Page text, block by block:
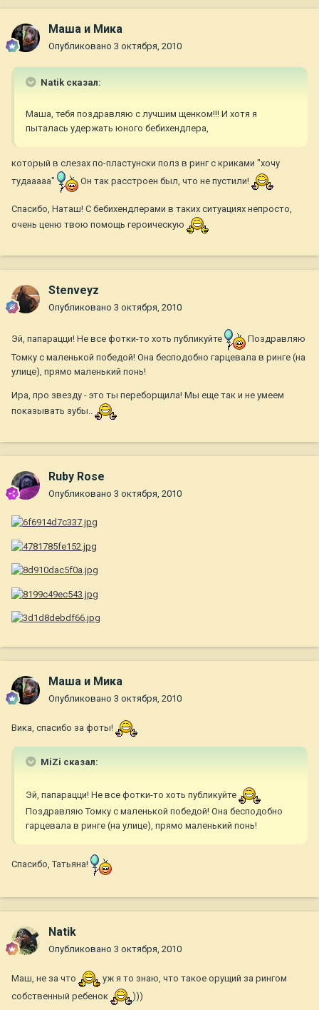
Маша и Мика
Опубликовано 3 октября, 2010
Natik сказал:
Маша, тебя поздравляю с лучшим щенком!!! И хотя я
пыталась удержать юного бебихендлера,
который в слезах по-пластунски полз в ринг с криками "хочу
тудааааа"
Он так расстроен был, что не пустили!
Спасибо, Наташ! С бебихендлерами в таких ситуациях непросто,
очень ценю твою помощь героическую
Stenveyz
Опубликовано 3 октября, 2010
Эй, папарацци! Не все фотки-то хоть публикуйте
Поздравляю
Томку с маленькой победой! Она бесподобно гарцевала в ринге (на
улице), прямо маленький понь!
Ира, про звезду - это ты переборщила! Мы еще так и не умеем
показывать зубы..
Ruby Rose
Опубликовано 3 октября, 2010
Маша и Мика
Опубликовано 3 октября, 2010
Вика, спасибо за фоты!
MiZi сказал:
Эй, папарацци! Не все фотки-то хоть публикуйте
Поздравляю Томку с маленькой победой! Она бесподобно
гарцевала в ринге (на улице), прямо маленький понь!
Спасибо, Татьяна!
Natik
Опубликовано 3 октября, 2010
Маш, не за что
уж я то знаю, что такое орущий за рингом
собственный ребенок
)))